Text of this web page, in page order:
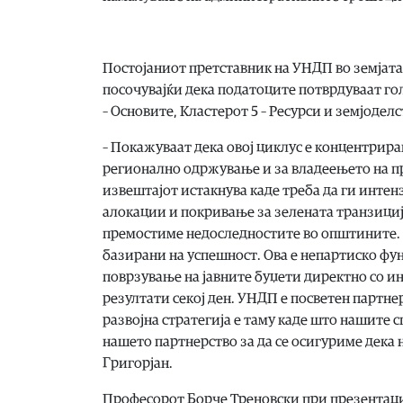
Постојаниот претставник на УНДП во
посочувајќи дека податоците потврдуваат
– Основите, Кластерот 5 – Ресурси и
– Покажуваат дека овој циклус е
регионално одржување и за владеењето на
извештајот истакнува каде треба да ги
алокации и покривање за зелената
премостиме недоследностите во општините.
базирани на успешност. Ова е непартиско
поврзување на јавните буџети директно со
резултати секој ден. УНДП е посветен
развојна стратегија е таму каде што
нашето партнерство за да се осигуриме дека
Григорјан.
Професорот Борче Треновски при